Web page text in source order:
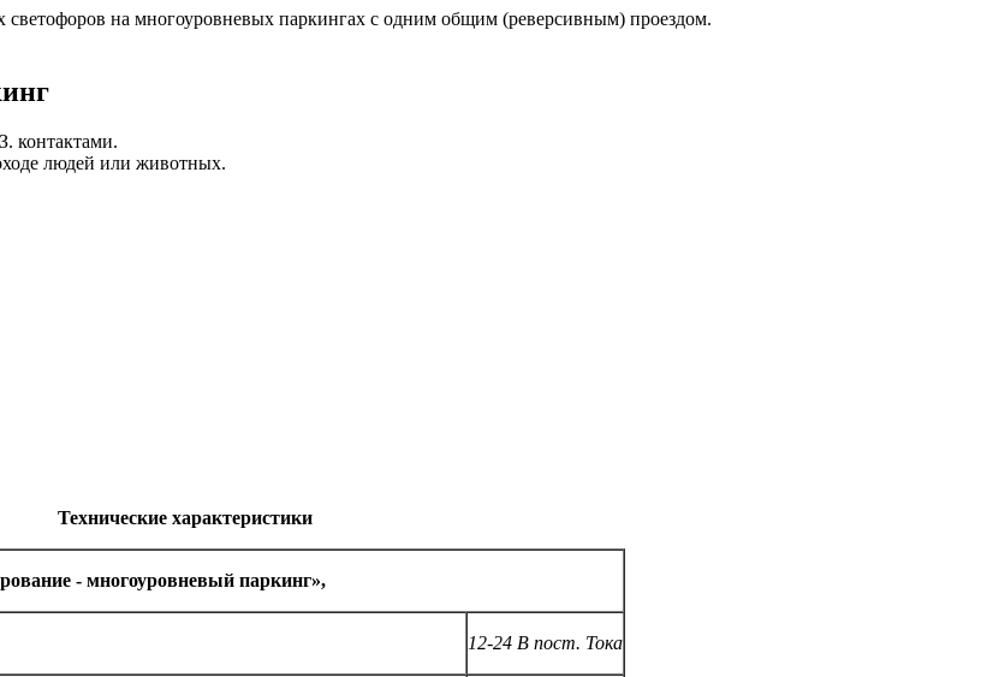
на многоуровневых паркингах с одним общим (реверсивным) проездом.
контактами.
людей или животных.
Технические характеристики
- многоуровневый паркинг»,
12-24 В пост. Тока